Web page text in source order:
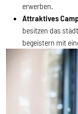
erwerben.
Attraktives
besitzen das
begeistern mit